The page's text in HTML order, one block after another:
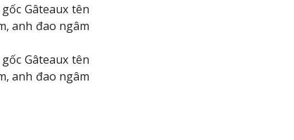
Gâteaux tên
anh đao ngâm
Gâteaux tên
anh đao ngâm